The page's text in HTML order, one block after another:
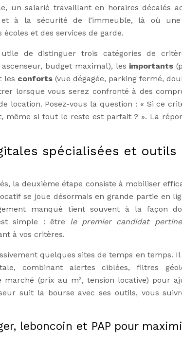
un salarié travaillant en horaires décalés
et à la sécurité de l’immeuble, là où
et des services de garde.
de distinguer trois catégories de
budget maximal), les importants
les conforts(vue dégagée, parking fermé,
lorsque vous serez confronté à des
Posez-vous la question : « Si ce
si tout le reste est parfait ? ». La
spécialisées et outils
la deuxième étape consiste à mobiliser
se joue désormais en grande partie en
manqué tient souvent à la façon
simple : être le premier candidat
à vos critères.
quelques sites de temps en temps. Il
combinant alertes ciblées, filtres
(prix au m², tension locative) pour
suit la bourse avec ses outils, vous
leboncoin et PAP pour